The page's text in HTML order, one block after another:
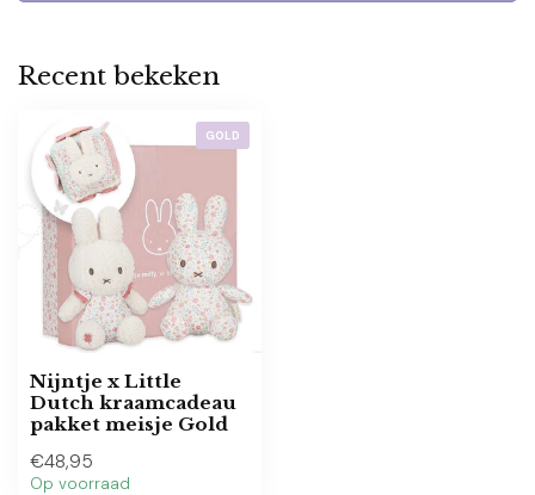
Recent bekeken
GOLD
Nijntje x Little
Dutch kraamcadeau
pakket meisje Gold
€48,95
Op voorraad